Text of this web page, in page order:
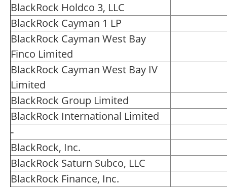
BlackRock Holdco 3, LLC
BlackRock Cayman 1 LP
BlackRock Cayman West Bay
Finco Limited
BlackRock Cayman West Bay IV
Limited
BlackRock Group Limited
BlackRock International Limited
-
BlackRock, Inc.
BlackRock Saturn Subco, LLC
BlackRock Finance, Inc.